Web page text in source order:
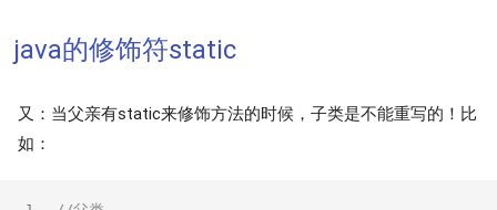
java的修饰符static
又：当父亲有static来修饰方法的时候，子类是不能重写的！比
如：